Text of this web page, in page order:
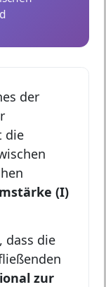
der
die
(I)
dass die
zur